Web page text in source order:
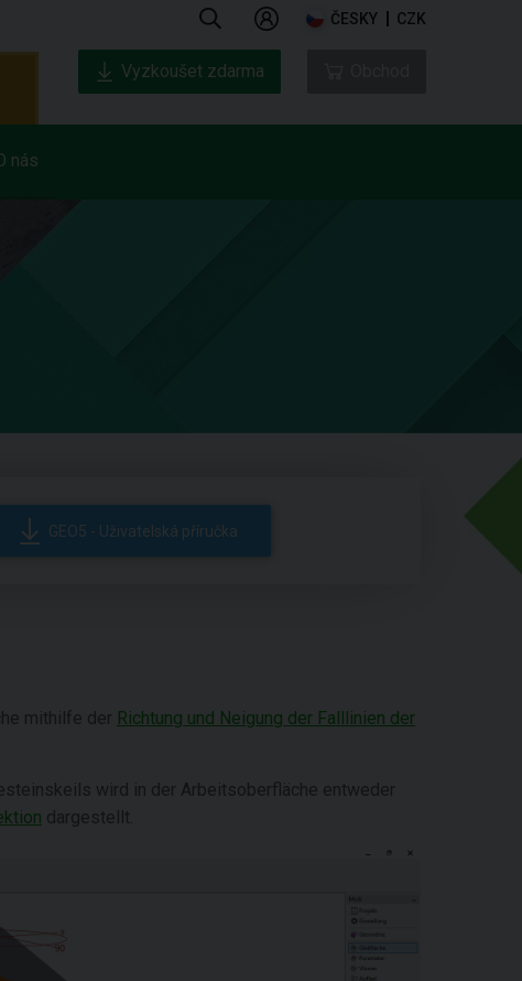
ČESKY CZK
nás
Vyzkoušet zdarma
GEO5 - Uživatelská příručka
mithilfe der Richtung und Neigung der Falllinien der
wird in der Arbeitsoberfläche entweder
dargestellt.